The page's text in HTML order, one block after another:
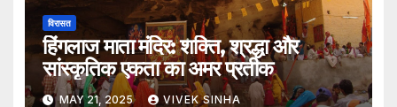
विरासत
हिंगलाज माता मंदिर: शक्ति, श्रद्धा और
सांस्कृतिक एकता का अमर प्रतीक
MAY 21, 2025 VIVEK SINHA